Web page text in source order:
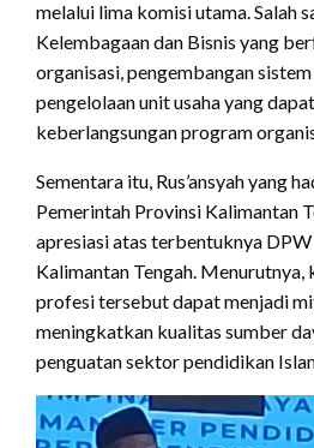
melalui lima komisi utama. Salah
Kelembagaan dan Bisnis yang
organisasi, pengembangan
pengelolaan unit usaha yang
keberlangsungan program
Sementara itu, Rus’ansyah yang
Pemerintah Provinsi Kalimantan
apresiasi atas terbentuknya
Kalimantan Tengah. Menurutnya,
profesi tersebut dapat menjadi
meningkatkan kualitas sumber
penguatan sektor pendidikan